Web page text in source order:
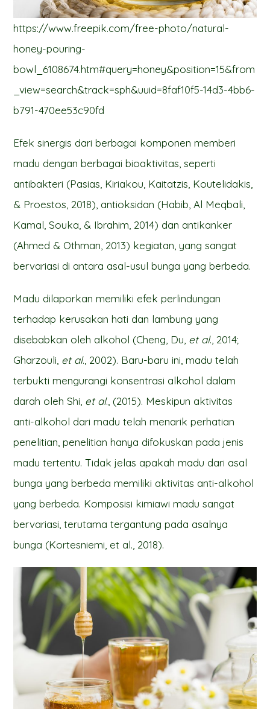
https://www.freepik.com/free-photo/natural-
honey-pouring-
bowl_6108674.htm#query=honey&position=15&from
_view=search&track=sph&uuid=8faf10f5-14d3-4bb6-
b791-470ee53c90fd
Efek sinergis dari berbagai komponen memberi
madu dengan berbagai bioaktivitas, seperti
antibakteri (Pasias, Kiriakou, Kaitatzis, Koutelidakis,
& Proestos, 2018), antioksidan (Habib, Al Meqbali,
Kamal, Souka, & Ibrahim, 2014) dan antikanker
(Ahmed & Othman, 2013) kegiatan, yang sangat
bervariasi di antara asal-usul bunga yang berbeda.
Madu dilaporkan memiliki efek perlindungan
terhadap kerusakan hati dan lambung yang
disebabkan oleh alkohol (Cheng, Du, et al., 2014;
Gharzouli, et al., 2002). Baru-baru ini, madu telah
terbukti mengurangi konsentrasi alkohol dalam
darah oleh Shi, et al., (2015). Meskipun aktivitas
anti-alkohol dari madu telah menarik perhatian
penelitian, penelitian hanya difokuskan pada jenis
madu tertentu. Tidak jelas apakah madu dari asal
bunga yang berbeda memiliki aktivitas anti-alkohol
yang berbeda. Komposisi kimiawi madu sangat
bervariasi, terutama tergantung pada asalnya
bunga (Kortesniemi, et al., 2018).